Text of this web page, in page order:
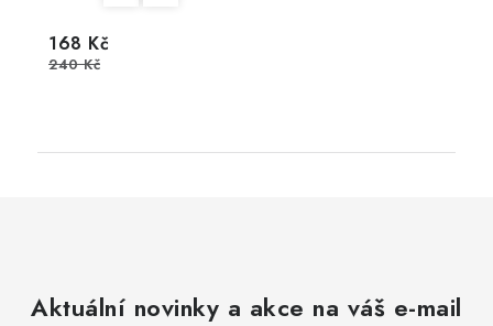
168 Kč
240 Kč
Aktuální novinky a akce na váš e-mail